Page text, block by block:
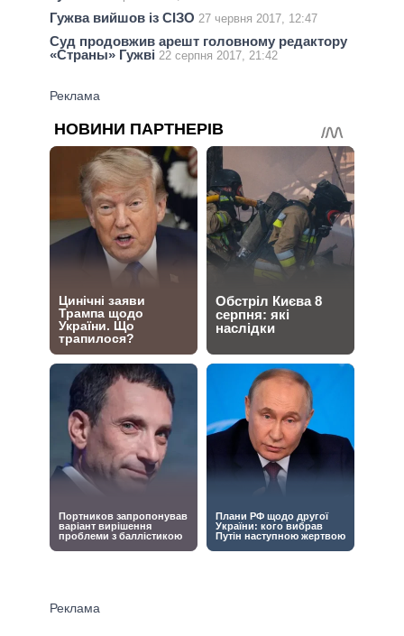
Гужва вийшов із СІЗО 27 червня 2017, 12:47
Суд продовжив арешт головному редактору
«Страны» Гужві 22 серпня 2017, 21:42